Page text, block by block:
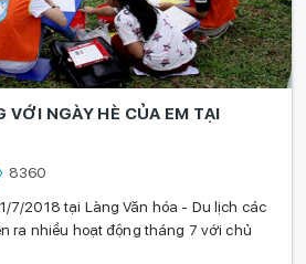
SEN: KÍCH CẦU DU LỊCH HUẾ
văn hóa Nhật Bản tại Lễ hội
KHI GHÉ THĂM HÀ NỘI
HOẠT ĐỘNG VỚI NGÀY HÈ CỦA
LÀNG VĂN HÓA
VỚI NGÀY HÈ CỦA EM TẠI
8360
7/2018 tại Làng Văn hóa - Du lịch các
ra nhiều hoạt động tháng 7 với chủ